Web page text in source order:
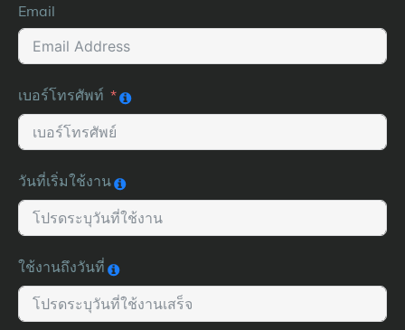
Email
เบอร์โทรศัพท์
วันที่เริ่มใช้งาน
ใช้งานถึงวันที่